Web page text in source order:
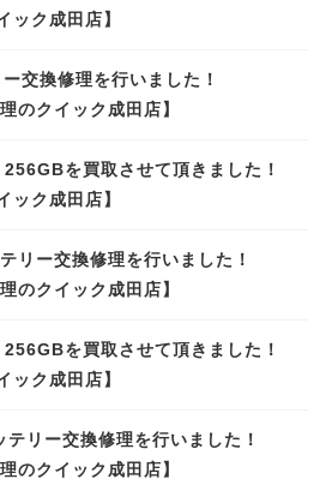
ック成田店】
換修理を行いました！
のクイック成田店】
を買取させて頂きました！
ック成田店】
リー交換修理を行いました！
のクイック成田店】
を買取させて頂きました！
ック成田店】
リー交換修理を行いました！
のクイック成田店】